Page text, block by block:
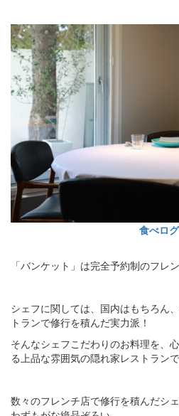
食べログ
「バンケット」は完全予約制のフレ
シェフに関しては、国内はもちろん
トランで修行を積んだ実力派！
そんなシェフこだわりのお料理を、
る上品な雰囲気の隠れ家レストランで
数々のフレンチ店で修行を積んだシ